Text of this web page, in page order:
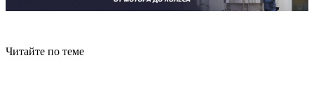
Читайте по теме